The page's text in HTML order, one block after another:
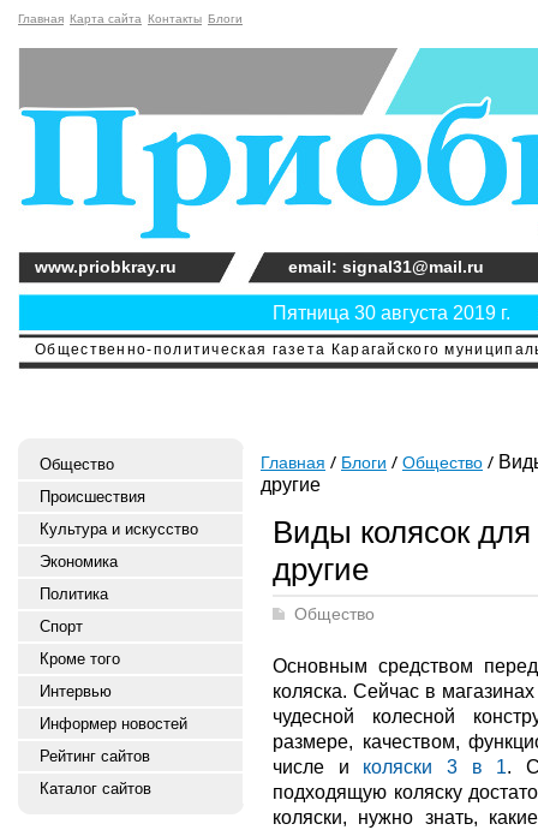
Главная Карта сайта Контакты Блоги
Общественно-политическая газета Карагайского
Пятница 30 августа 2019 г.
www.priobkray.ru email: signal31@mail.ru
Общество
Происшествия
Культура и искусство
Экономика
Политика
Спорт
Кроме того
Интервью
Информер новостей
Рейтинг сайтов
Каталог сайтов
Главная Блоги Общество
другие
Виды колясок для
другие
Общество
Основным средством
коляска. Сейчас в
чудесной колесной
размере, качеством,
числе и коляски 3 в 1.
подходящую коляску
коляски, нужно знать,